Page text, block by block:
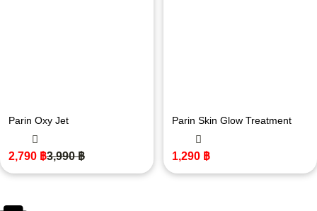
Parin Oxy Jet
3,990฿
2,790 ฿
Parin Skin Glow Treatment
1,290 ฿